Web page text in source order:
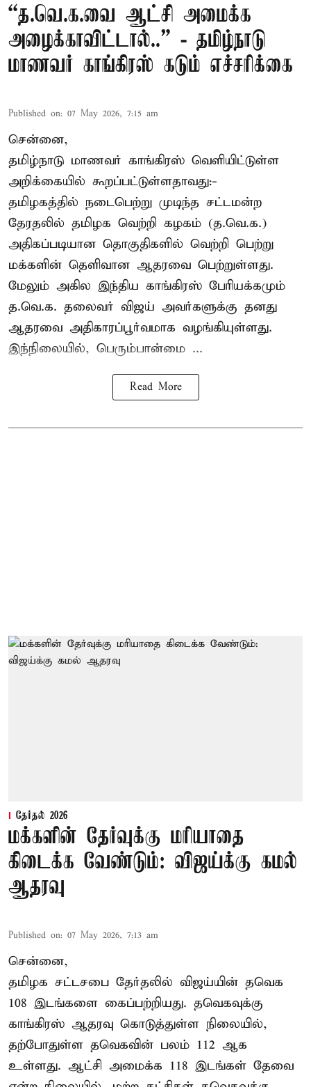
“த.வெ.க.வை ஆட்சி அமைக்க
அழைக்காவிட்டால்..” - தமிழ்நாடு
மாணவர் காங்கிரஸ் கடும் எச்சரிக்கை
Published on: 07 May 2026, 7:15 am
சென்னை,
தமிழ்நாடு மாணவர் காங்கிரஸ் வெளியிட்டுள்ள
அறிக்கையில் கூறப்பட்டுள்ளதாவது:-
தமிழகத்தில் நடைபெற்று முடிந்த சட்டமன்ற
தேரதலில் தமிழக வெற்றி கழகம் (த.வெ.க.)
அதிகப்படியான தொகுதிகளில் வெற்றி பெற்று
மக்களின் தெளிவான ஆதரவை பெற்றுள்ளது.
மேலும் அகில இந்திய காங்கிரஸ் பேரியக்கமும்
த.வெ.க. தலைவர் விஜய் அவர்களுக்கு தனது
ஆதரவை அதிகாரப்பூர்வமாக வழங்கியுள்ளது.
இந்நிலையில், பெரும்பான்மை ...
Read More
தேர்தல் 2026
மக்களின் தேர்வுக்கு மரியாதை
கிடைக்க வேண்டும்: விஜய்க்கு கமல்
ஆதரவு
Published on: 07 May 2026, 7:13 am
சென்னை,
தமிழக சட்டசபை தேர்தலில் விஜய்யின் தவெக
108 இடங்களை கைப்பற்றியது. தவெகவுக்கு
காங்கிரஸ் ஆதரவு கொடுத்துள்ள நிலையில்,
தற்போதுள்ள தவெகவின் பலம் 112 ஆக
உள்ளது. ஆட்சி அமைக்க 118 இடங்கள் தேவை